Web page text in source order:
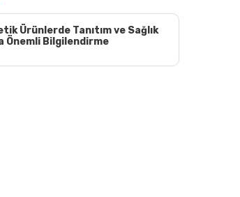
Ürünlerde Tanıtım ve Sağlık
Önemli Bilgilendirme